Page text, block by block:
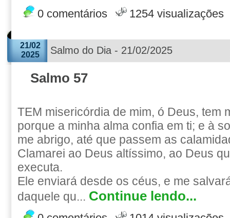
0 comentários 1254 visualizações
21/02
2025
Salmo do Dia - 21/02/2025
Salmo 57
TEM misericórdia de mim, ó Deus, tem
porque a minha alma confia em ti; e à
me abrigo, até que passem as
Clamarei ao Deus altíssimo, ao Deus
executa.
Ele enviará desde os céus, e me
daquele qu... Continue lendo...